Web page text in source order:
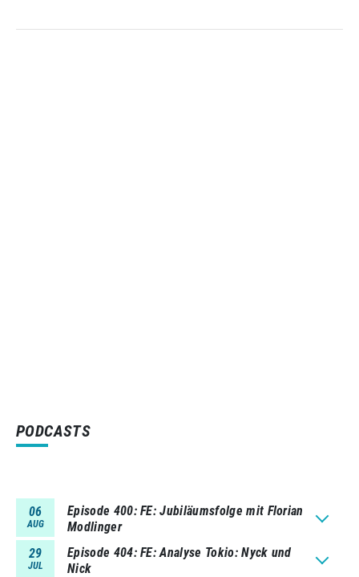
PODCASTS
06
AUG
Episode 400 FE: Jubiläumsfolge mit Florian
Modlinger
29
JUL
Episode 404 FE: Analyse Tokio: Nyck und
Nick